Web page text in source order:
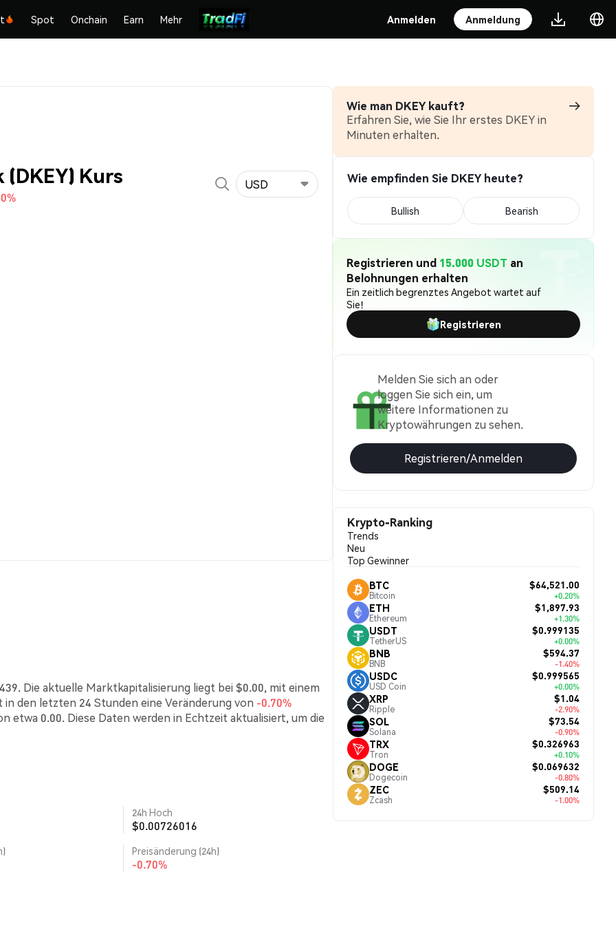
Spot Onchain Earn Mehr Anmelden Anmeldung
(DKEY) Kurs USD
Die aktuelle Marktkapitalisierung liegt bei $0.00, mit einem
den letzten 24 Stunden eine Veränderung von -0.70%
0.00. Diese Daten werden in Echtzeit aktualisiert, um die
24h Hoch
$0.00726016
Preisänderung (24h)
-0.70%
Wie man DKEY kauft?
Erfahren Sie, wie Sie Ihr erstes DKEY in
Minuten erhalten.
Wie empfinden Sie DKEY heute?
Bullish Bearish
Registrieren und 15.000 USDT an
Belohnungen erhalten
Ein zeitlich begrenztes Angebot wartet auf
Sie!
Registrieren
Melden Sie sich an oder
loggen Sie sich ein, um
weitere Informationen zu
Kryptowährungen zu sehen.
Registrieren/Anmelden
Krypto-Ranking
Trends
Neu
Top Gewinner
BTC
Bitcoin
$64,521.00
+0.20%
ETH
Ethereum
$1,897.93
+1.30%
USDT
TetherUS
$0.999135
+0.00%
BNB
BNB
$594.37
-1.40%
USDC
USD Coin
$0.999565
+0.00%
XRP
Ripple
$1.04
-2.90%
SOL
Solana
$73.54
-0.90%
TRX
Tron
$0.326963
+0.10%
DOGE
Dogecoin
$0.069632
-0.80%
ZEC
Zcash
$509.14
-1.00%